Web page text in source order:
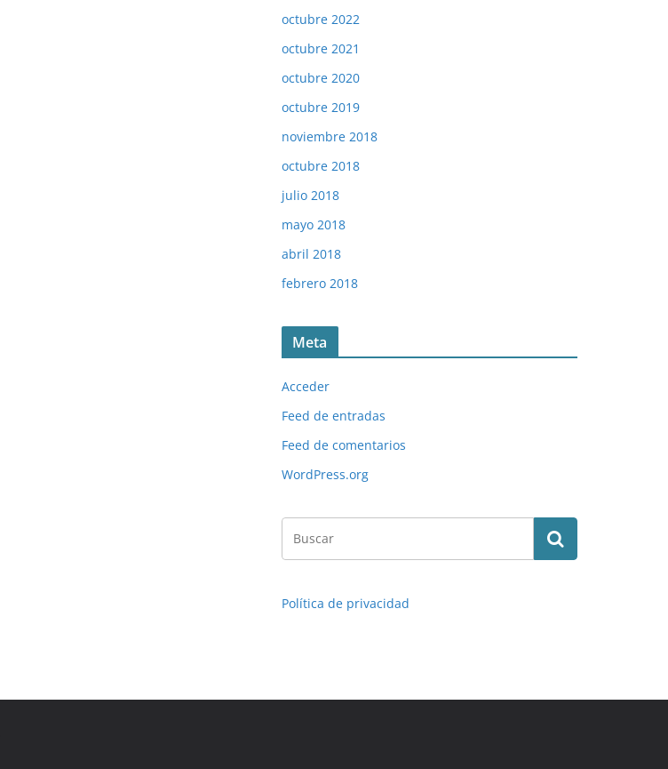
octubre 2022
octubre 2021
octubre 2020
octubre 2019
noviembre 2018
octubre 2018
julio 2018
mayo 2018
abril 2018
febrero 2018
Meta
Acceder
Feed de entradas
Feed de comentarios
WordPress.org
Política de privacidad